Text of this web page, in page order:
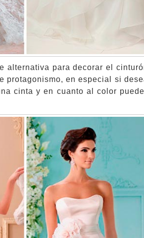
alternativa para decorar el
protagonismo, en especial si
cinta y en cuanto al color